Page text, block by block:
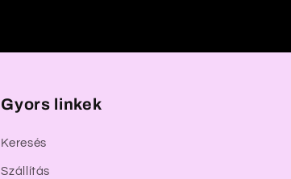
Gyors linkek
Keresés
Szállítás